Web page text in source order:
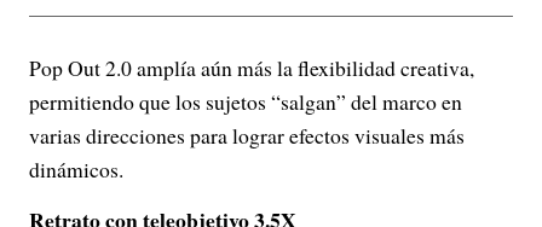
Pop Out 2.0 amplía aún más la flexibilidad creativa,
permitiendo que los sujetos “salgan” del marco en
varias direcciones para lograr efectos visuales más
dinámicos.
Retrato con teleobjetivo 3.5X